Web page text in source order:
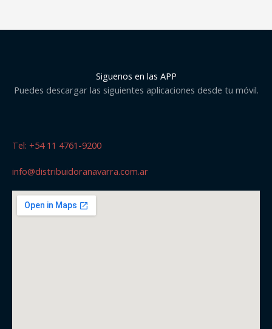
Siguenos en las APP
Puedes descargar las siguientes aplicaciones desde tu móvil.
Tel: +54 11 4761-9200
info@distribuidoranavarra.com.ar